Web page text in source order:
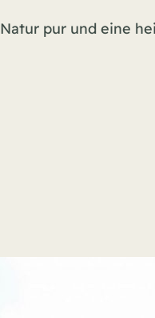
Natur pur und eine